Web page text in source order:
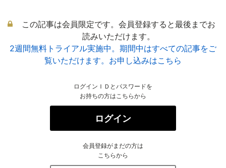
この記事は会員限定です。会員登録すると最後までお
読みいただけます。
2週間無料トライアル実施中。期間中はすべての記事をご
覧いただけます。お申し込みはこちら
ログインＩＤとパスワードを
お持ちの方はこちらから
ログイン
会員登録がまだの方は
こちらから